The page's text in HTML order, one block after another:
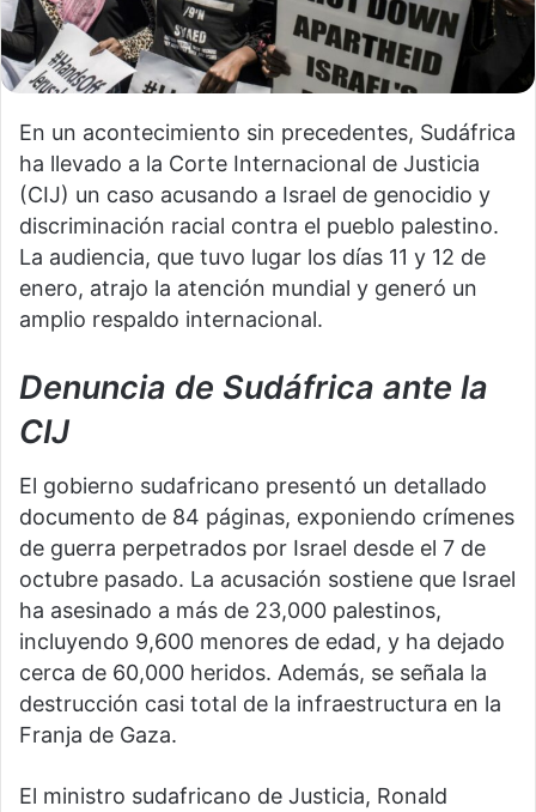
En un acontecimiento sin precedentes, Sudáfrica
ha llevado a la Corte Internacional de Justicia
(CIJ) un caso acusando a Israel de genocidio y
discriminación racial contra el pueblo palestino.
La audiencia, que tuvo lugar los días 11 y 12 de
enero, atrajo la atención mundial y generó un
amplio respaldo internacional.
Denuncia de Sudáfrica ante la
CIJ
El gobierno sudafricano presentó un detallado
documento de 84 páginas, exponiendo crímenes
de guerra perpetrados por Israel desde el 7 de
octubre pasado. La acusación sostiene que Israel
ha asesinado a más de 23,000 palestinos,
incluyendo 9,600 menores de edad, y ha dejado
cerca de 60,000 heridos. Además, se señala la
destrucción casi total de la infraestructura en la
Franja de Gaza.
El ministro sudafricano de Justicia, Ronald